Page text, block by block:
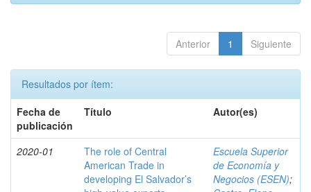
Anterior 1 Siguiente
Resultados por ítem:
Fecha de
publicación
Título Autor(es)
2020-01
The role of Central
American Trade in
developing El Salvador’s
Escuela Superior
de Economía y
Negocios (ESEN);